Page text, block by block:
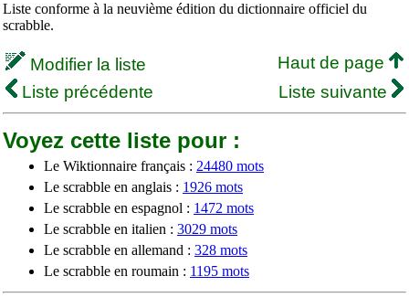
Liste conforme à la neuvième édition du dictionnaire officiel du
scrabble.
Modifier la liste
Haut de page
Liste précédente
Liste suivante
Voyez cette liste pour :
Le Wiktionnaire français : 24480 mots
Le scrabble en anglais : 1926 mots
Le scrabble en espagnol : 1472 mots
Le scrabble en italien : 3029 mots
Le scrabble en allemand : 328 mots
Le scrabble en roumain : 1195 mots